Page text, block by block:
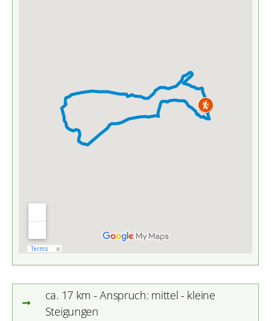
ca. 17 km - Anspruch: mittel - kleine
Steigungen